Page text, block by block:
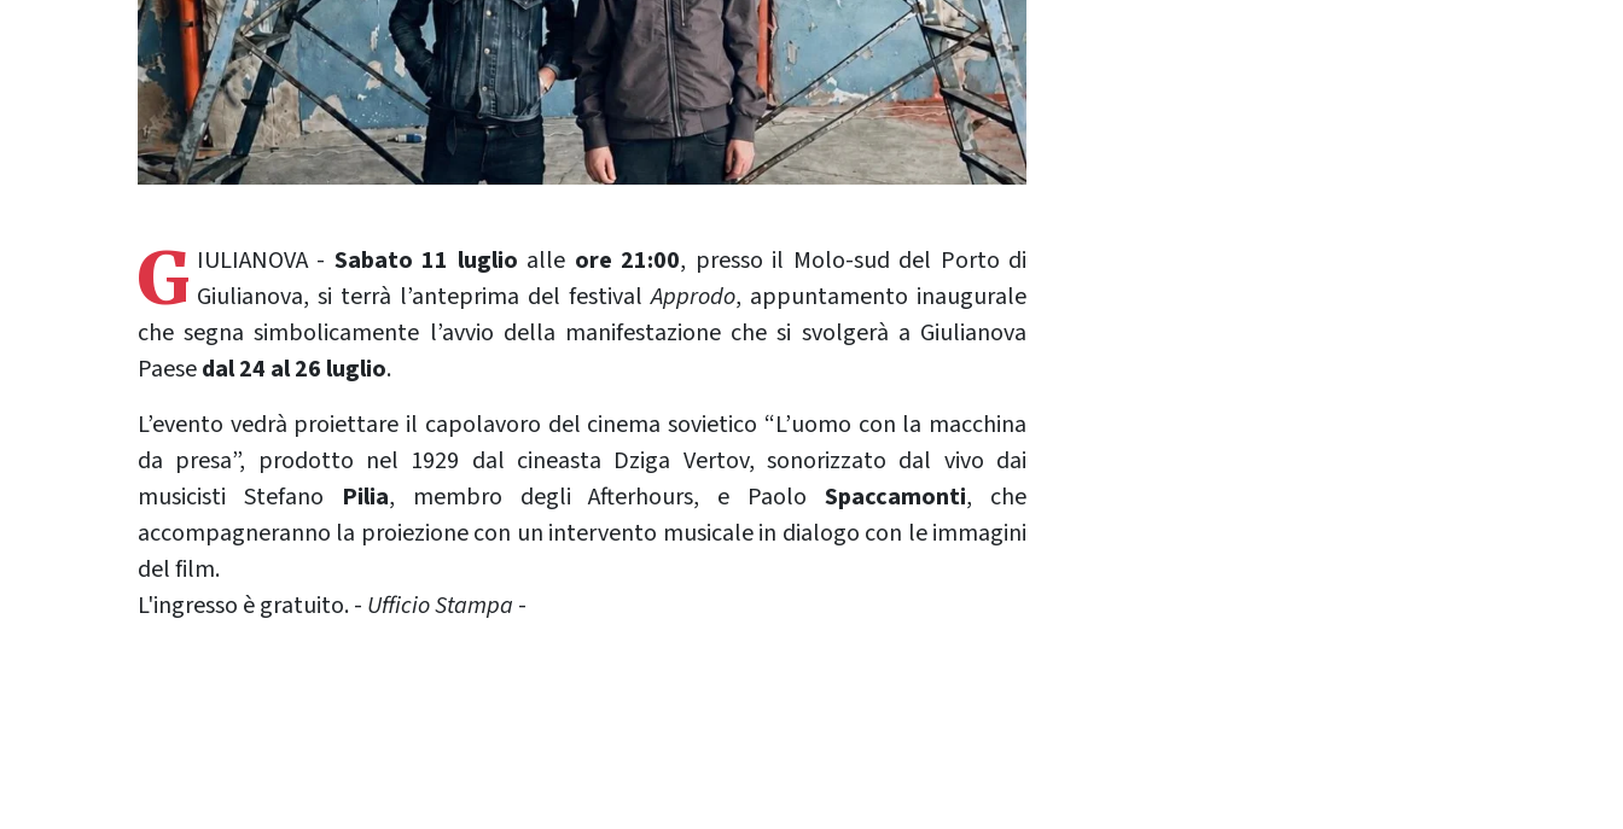
G IULIANOVA - Sabato 11 luglio alle ore 21:00, presso il Molo-sud del Porto di
Giulianova, si terrà l’anteprima del festivalApprodo, appuntamento inaugurale
che segna simbolicamente l’avvio della manifestazione che si svolgerà a Giulianova
Paesedal 24 al 26 luglio.
L’evento vedrà proiettare il capolavoro del cinema sovietico “L’uomo con la macchina
da presa”, prodotto nel 1929 dal cineasta Dziga Vertov, sonorizzato dal vivo dai
musicisti Stefano Pilia, membro degli Afterhours, e PaoloSpaccamonti, che
accompagneranno la proiezione con un intervento musicale in dialogo con le immagini
del film.
L'ingresso è gratuito. - Ufficio Stampa -